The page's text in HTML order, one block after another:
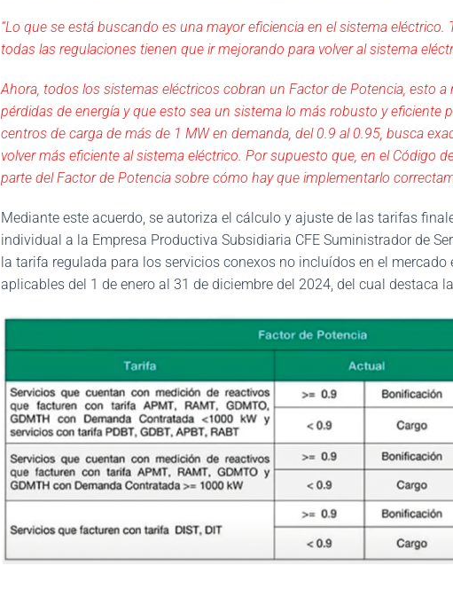
“Lo que se está buscando es una mayor eficiencia en el sistema eléctrico.
todas las regulaciones tienen que ir mejorando para volver al sistema
Ahora, todos los sistemas eléctricos cobran un Factor de Potencia, esto a
pérdidas de energía y que esto sea un sistema lo más robusto y eficiente
centros de carga de más de 1 MW en demanda, del 0.9 al 0.95, busca
volver más eficiente al sistema eléctrico. Por supuesto que, en el Código
parte del Factor de Potencia sobre cómo hay que implementarlo
Mediante este acuerdo, se autoriza el cálculo y ajuste de las tarifas
individual a la Empresa Productiva Subsidiaria CFE Suministrador de
la tarifa regulada para los servicios conexos no incluídos en el mercado
aplicables del 1 de enero al 31 de diciembre del 2024, del cual destaca